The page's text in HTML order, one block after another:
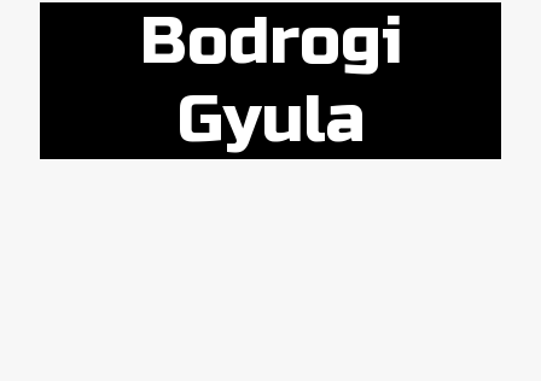
Bodrogi
Gyula